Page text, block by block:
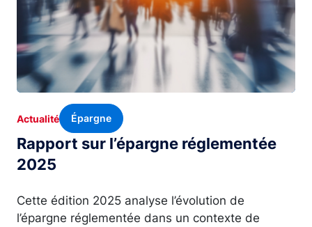
Rapport sur l’épargne réglementée
2025
Actualité Épargne
Cette édition 2025 analyse l’évolution de
l’épargne réglementée dans un contexte de